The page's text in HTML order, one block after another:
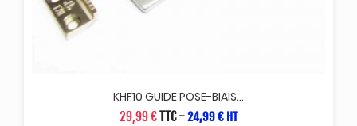
KHF10 GUIDE POSE-BIAIS...
29,99 €TTC-24,99 € HT